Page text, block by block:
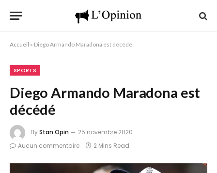
Accueil » Diego Armando Maradona est décédé
SPORTS
Diego Armando Maradona est
décédé
ByStan Opin
25 novembre 2020
Aucun commentaire
2 Mins Read